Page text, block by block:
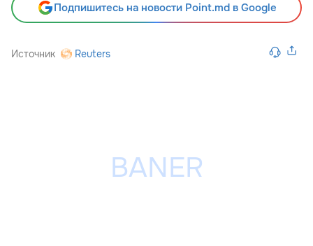
Подпишитесь на новости Point.md в Google
Источник Reuters